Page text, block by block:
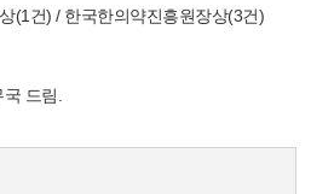
(1건) / 한국한의약진흥원장상(3건)
드림.